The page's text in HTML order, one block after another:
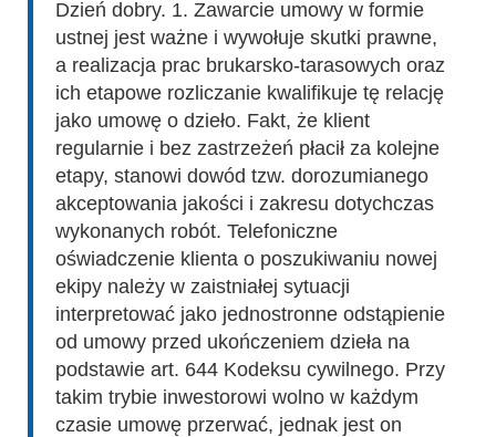
Dzień dobry. 1. Zawarcie umowy w formie
ustnej jest ważne i wywołuje skutki prawne,
a realizacja prac brukarsko-tarasowych oraz
ich etapowe rozliczanie kwalifikuje tę relację
jako umowę o dzieło. Fakt, że klient
regularnie i bez zastrzeżeń płacił za kolejne
etapy, stanowi dowód tzw. dorozumianego
akceptowania jakości i zakresu dotychczas
wykonanych robót. Telefoniczne
oświadczenie klienta o poszukiwaniu nowej
ekipy należy w zaistniałej sytuacji
interpretować jako jednostronne odstąpienie
od umowy przed ukończeniem dzieła na
podstawie art. 644 Kodeksu cywilnego. Przy
takim trybie inwestorowi wolno w każdym
czasie umowę przerwać, jednak jest on